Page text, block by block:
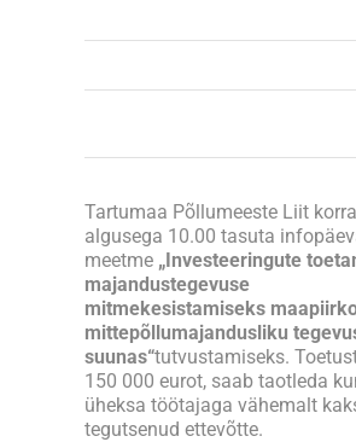
Tartumaa Põllumeeste Liit
algusega 10.00 tasuta
meetme „Investeeringute
majandustegevuse
mitmekesistamiseks
mittepõllumajandusliku
suunas“tutvustamiseks.
150 000 eurot, saab taotleda
üheksa töötajaga vähemalt
tegutsenud ettevõtte.